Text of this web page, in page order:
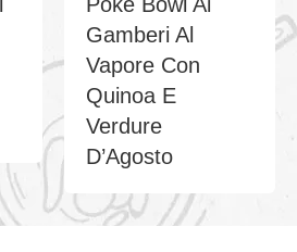
Gamberi Al
Vapore Con
Quinoa E
Verdure
D’Agosto